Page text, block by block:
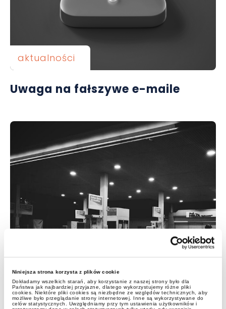
Niniejsza strona korzysta z plików cookie
Dokładamy wszelkich starań, aby korzystanie z naszej strony było dla
Państwa jak najbardziej przyjazne, dlatego wykorzystujemy różne pliki
cookies. Niektóre pliki cookies są niezbędne ze względów technicznych, aby
możliwe było przeglądanie strony internetowej. Inne są wykorzystywane do
celów statystycznych. Uwzględniamy przy tym ustawienia użytkowników i
aktualności
Uwaga na fałszywe e-maile
aktualności
Webinar | Wielu przewoźników
traci dziesiątki tysięcy rocznie –